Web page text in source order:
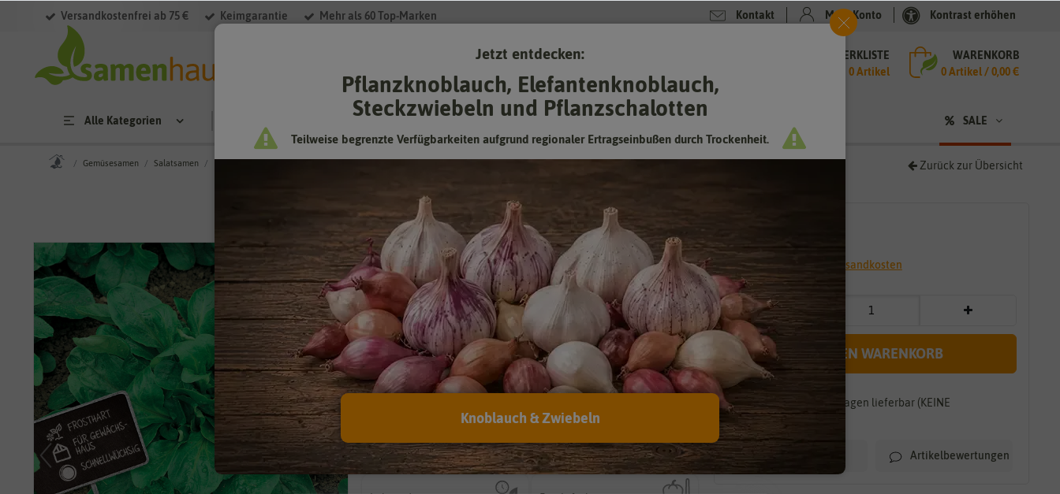
Versandkostenfrei ab 75 € Keimgarantie Mehr als 60 Top-Marken Kontakt Mein Konto Kontrast erhöhen
MERKLISTE
0 Artikel
WARENKORB
0Artikel /0,00 €
Alle Kategorien SALE
Gemüsesamen Salatsamen Zurück zur Übersicht
* inkl. 7% MwSt. zzgl. Versandkosten
IN DEN WARENKORB
Innerhalb von 7-10 Tagen lieferbar (KEINE
TEILLIEFERUNG)
Artikelbewertungen
Feldsalat (Rapunzel) Verte de Cambrai
Frostharter und schmackhafter Salat, großblättrig und ertragreich
Hersteller:
Sperli-Samen
Artikelnummer:
82707
EAN:
4001523827071
Standort
Wie viel Licht benötigt die
sonnig, vollsonnig)
Jetzt entdecken:
Pflanzknoblauch, Elefantenknoblauch,
Steckzwiebeln und Pflanzschalotten
Teilweise begrenzte Verfügbarkeiten aufgrund regionaler Ertragseinbußen durch Trockenheit.
Knoblauch & Zwiebeln